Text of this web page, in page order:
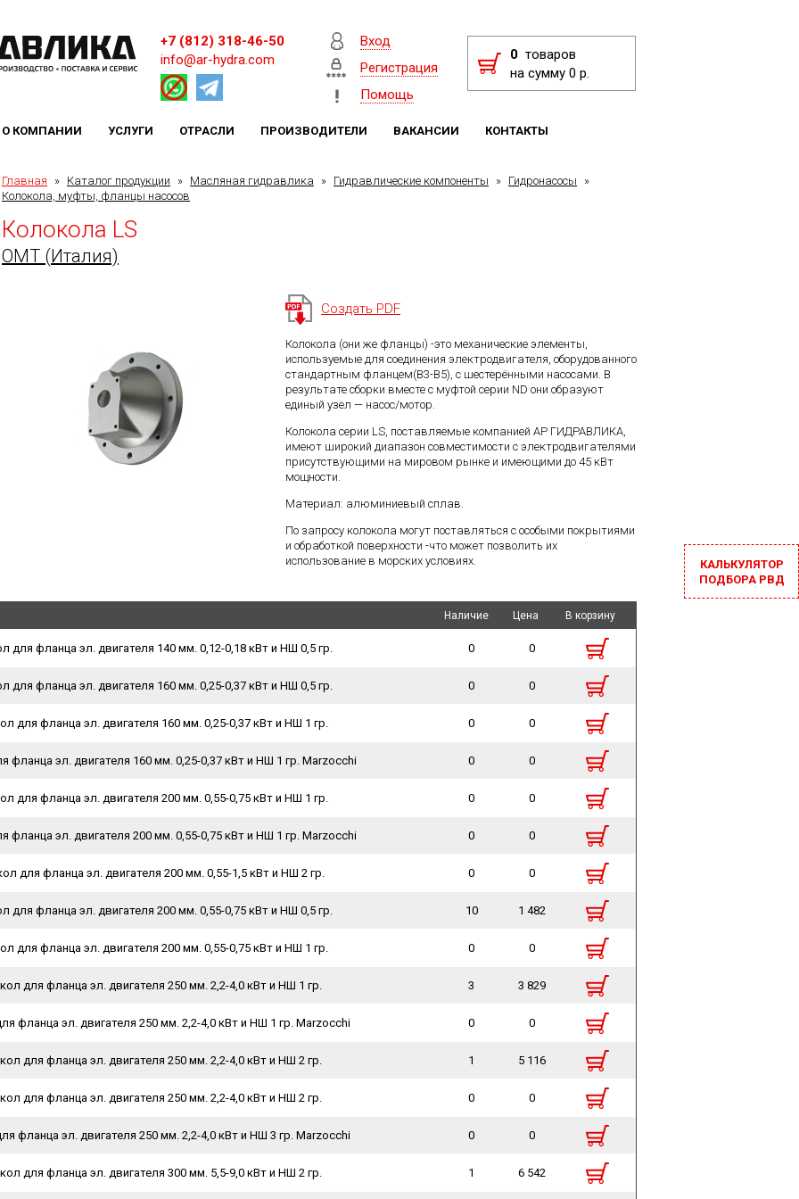
+7 (812) 318-46-50
info@ar-hydra.com
Вход
Регистрация
Помощь
0 товаров
на сумму 0 р.
О КОМПАНИИ УСЛУГИ ОТРАСЛИ ПРОИЗВОДИТЕЛИ ВАКАНСИИ КОНТАКТЫ
Главная » Каталог продукции » Масляная гидравлика » Гидравлические компоненты » Гидронасосы
»
Колокола, муфты, фланцы насосов
Колокола LS
OMT (Италия)
Создать PDF
Колокола (они же фланцы) -это механические элементы,
используемые для соединения электродвигателя, оборудованного
стандартным фланцем(B3-B5), с шестерёнными насосами. В
результате сборки вместе с муфтой серии ND они образуют
единый узел — насос/мотор.
Колокола серии LS, поставляемые компанией АР ГИДРАВЛИКА,
имеют широкий диапазон совместимости с электродвигателями
присутствующими на мировом рынке и имеющими до 45 кВт
мощности.
Материал: алюминиевый сплав.
По запросу колокола могут поставляться с особыми покрытиями
и обработкой поверхности -что может позволить их
использование в морских условиях.
Наличие Цена В корзину
для фланца эл. двигателя 140 мм. 0,12-0,18 кВт и НШ 0,5 гр. 0 0
для фланца эл. двигателя 160 мм. 0,25-0,37 кВт и НШ 0,5 гр. 0 0
для фланца эл. двигателя 160 мм. 0,25-0,37 кВт и НШ 1 гр. 0 0
фланца эл. двигателя 160 мм. 0,25-0,37 кВт и НШ 1 гр. Marzocchi 0 0
для фланца эл. двигателя 200 мм. 0,55-0,75 кВт и НШ 1 гр. 0 0
фланца эл. двигателя 200 мм. 0,55-0,75 кВт и НШ 1 гр. Marzocchi 0 0
для фланца эл. двигателя 200 мм. 0,55-1,5 кВт и НШ 2 гр. 0 0
для фланца эл. двигателя 200 мм. 0,55-0,75 кВт и НШ 0,5 гр. 10 1 482
для фланца эл. двигателя 200 мм. 0,55-0,75 кВт и НШ 1 гр. 0 0
для фланца эл. двигателя 250 мм. 2,2-4,0 кВт и НШ 1 гр. 3 3 829
фланца эл. двигателя 250 мм. 2,2-4,0 кВт и НШ 1 гр. Marzocchi 0 0
для фланца эл. двигателя 250 мм. 2,2-4,0 кВт и НШ 2 гр. 1 5 116
для фланца эл. двигателя 250 мм. 2,2-4,0 кВт и НШ 2 гр. 0 0
фланца эл. двигателя 250 мм. 2,2-4,0 кВт и НШ 3 гр. Marzocchi 0 0
для фланца эл. двигателя 300 мм. 5,5-9,0 кВт и НШ 2 гр. 1 6 542
Наличие Цена В корзину
КАЛЬКУЛЯТОР
ПОДБОРА РВД